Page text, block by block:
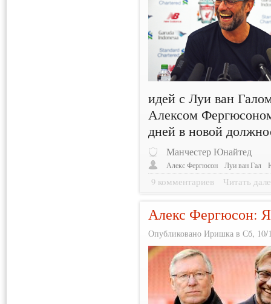
идей с Луи ван
Алексом
дней в новой
Манчестер Юнайтед
Алекс Фергюсон Луи ван Гал
9 комментариев Читать
Алекс Фергюсон:
Опубликовано Иришка в Сб, 10/